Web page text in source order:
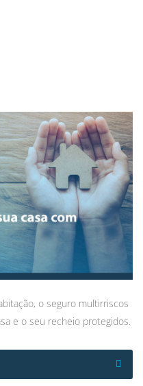
o seguro multirriscos
e o seu recheio protegidos.